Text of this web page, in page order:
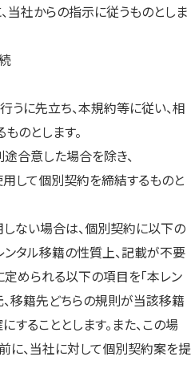
当社からの指示に従うものとしま
うに先立ち、本規約等に従い、相
のとします。
合意した場合を除き、
して個別契約を締結するものと
ない場合は、個別契約に以下の
ンタル移籍の性質上、記載が不要
定められる以下の項目を「本レン
、移籍先どちらの規則が当該移籍
ることとします。また、この場
に、当社に対して個別契約案を提